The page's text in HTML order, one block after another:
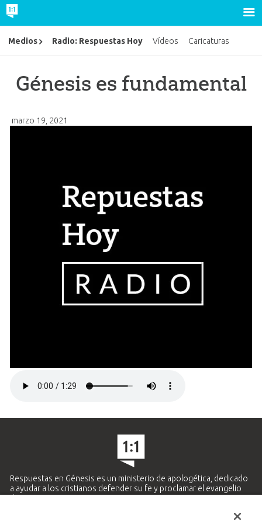
Génesis es fundamental
marzo 19, 2021
Medios Radio: Respuestas Hoy Vídeos Caricaturas
Respuestas en Génesis es un ministerio de apologética, dedicado
a ayudar a los cristianos defender su fe y proclamar el evangelio